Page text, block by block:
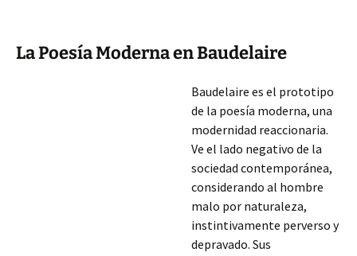
La Poesía Moderna en Baudelaire
Baudelaire es el prototipo
de la poesía moderna, una
modernidad reaccionaria.
Ve el lado negativo de la
sociedad contemporánea,
considerando al hombre
malo por naturaleza,
instintivamente perverso y
depravado. Sus